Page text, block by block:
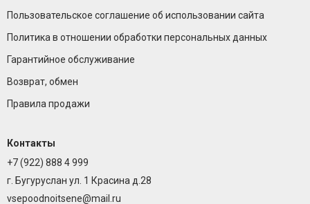
Пользовательское соглашение об использовании сайта
Политика в отношении обработки персональных данных
Гарантийное обслуживание
Возврат, обмен
Правила продажи
Контакты
+7 (922) 888 4 999
г. Бугуруслан ул. 1 Красина д.28
vsepoodnoitsene@mail.ru